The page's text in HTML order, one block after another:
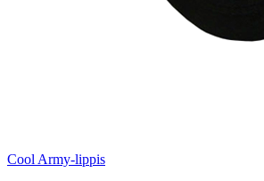
Cool Army-lippis